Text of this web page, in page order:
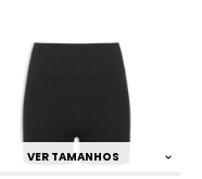
VER TAMANHOS